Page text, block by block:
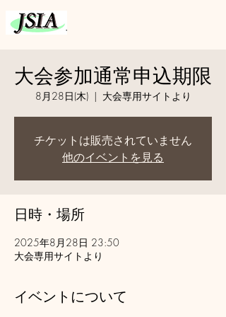
大会参加通常申込期限
8月28日(木)
  |
大会専用サイトより
チケットは販売されていません
他のイベントを見る
日時・場所
2025年8月28日 23:50
大会専用サイトより
イベントについて